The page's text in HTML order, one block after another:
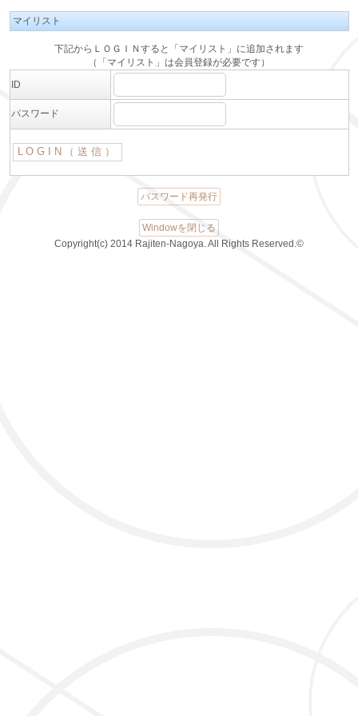
マイリスト
下記からＬＯＧＩＮすると「マイリスト」に追加されます
（「マイリスト」は会員登録が必要です）
ID
パスワード
パスワード再発行
Windowを閉じる
Copyright(c) 2014 Rajiten-Nagoya. All Rights Reserved.©